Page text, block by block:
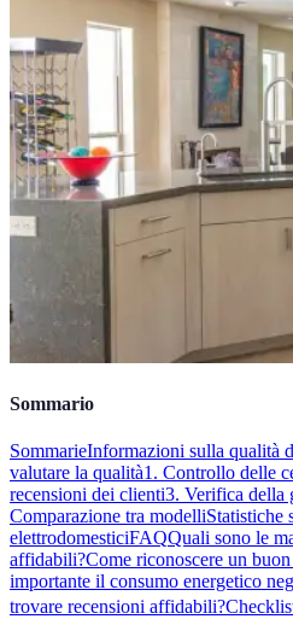
Sommario
SommarieInformazioni sulla qualità
valutare la qualità1. Controllo delle
recensioni dei clienti3. Verifica della
Comparazione tra modelliStatistiche
elettrodomesticiFAQQuali sono le
affidabili?Come riconoscere un
importante il consumo energetico
trovare recensioni affidabili?